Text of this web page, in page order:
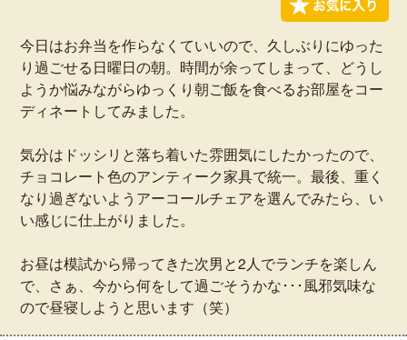
今日はお弁当を作らなくていいので、久しぶりにゆった
り過ごせる日曜日の朝。時間が余ってしまって、どうし
ようか悩みながらゆっくり朝ご飯を食べるお部屋をコー
ディネートしてみました。
気分はドッシリと落ち着いた雰囲気にしたかったので、
チョコレート色のアンティーク家具で統一。最後、重く
なり過ぎないようアーコールチェアを選んでみたら、い
い感じに仕上がりました。
お昼は模試から帰ってきた次男と2人でランチを楽しん
で、さぁ、今から何をして過ごそうかな･･･風邪気味な
ので昼寝しようと思います（笑）